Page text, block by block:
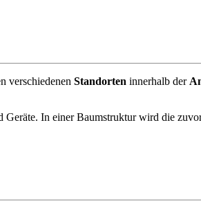
verschiedenen Standorten innerhalb der
In einer Baumstruktur wird die